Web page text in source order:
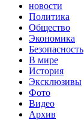
новости
Политика
Общество
Экономика
Безопасность
В мире
История
Эксклюзивы
Фото
Видео
Архив